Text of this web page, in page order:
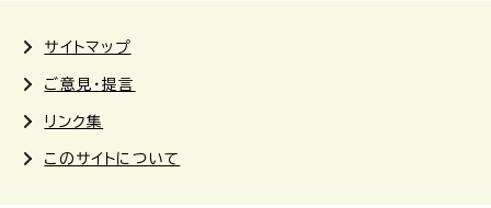
サイトマップ
ご意見・提言
リンク集
このサイトについて